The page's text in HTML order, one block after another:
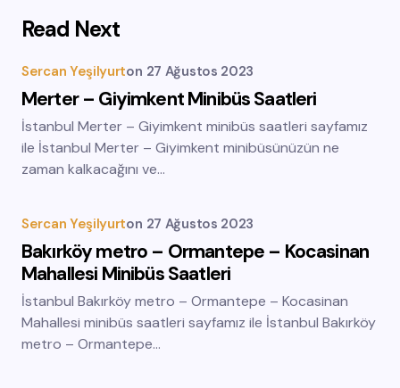
Read Next
Sercan Yeşilyurton 27 Ağustos 2023
Merter – Giyimkent Minibüs Saatleri
İstanbul Merter – Giyimkent minibüs saatleri sayfamız
ile İstanbul Merter – Giyimkent minibüsünüzün ne
zaman kalkacağını ve…
Sercan Yeşilyurton 27 Ağustos 2023
Bakırköy metro – Ormantepe – Kocasinan
Mahallesi Minibüs Saatleri
İstanbul Bakırköy metro – Ormantepe – Kocasinan
Mahallesi minibüs saatleri sayfamız ile İstanbul Bakırköy
metro – Ormantepe…